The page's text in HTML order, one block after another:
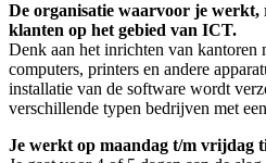
De organisatie waarvoor je
klanten op het gebied van ICT.
Denk aan het inrichten van kantoren
computers, printers en andere
installatie van de software wordt
verschillende typen bedrijven met
Je werkt op maandag t/m vrijdag